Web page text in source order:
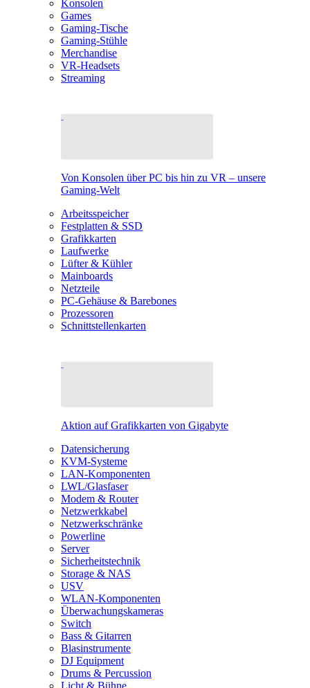
Konsolen
Games
Gaming-Tische
Gaming-Stühle
Merchandise
VR-Headsets
Streaming
Von Konsolen über PC bis hin zu VR – unsere
Gaming-Welt
Arbeitsspeicher
Festplatten & SSD
Grafikkarten
Laufwerke
Lüfter & Kühler
Mainboards
Netzteile
PC-Gehäuse & Barebones
Prozessoren
Schnittstellenkarten
Aktion auf Grafikkarten von Gigabyte
Datensicherung
KVM-Systeme
LAN-Komponenten
LWL/Glasfaser
Modem & Router
Netzwerkkabel
Netzwerkschränke
Powerline
Server
Sicherheitstechnik
Storage & NAS
USV
WLAN-Komponenten
Überwachungskameras
Switch
Bass & Gitarren
Blasinstrumente
DJ Equipment
Drums & Percussion
Licht & Bühne